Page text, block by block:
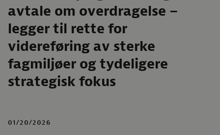
avtale om overdragelse –
legger til rette for
videreføring av sterke
fagmiljøer og tydeligere
strategisk fokus
01/20/2026